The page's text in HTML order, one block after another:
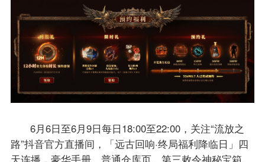
6月6日至6月9日每日18:00至22:00，关注“流放之
路”抖音官方直播间，「远古回响·终局福利降临日」四
天连播，豪华手册、普通仓库页、第三敕令神秘宝箱、